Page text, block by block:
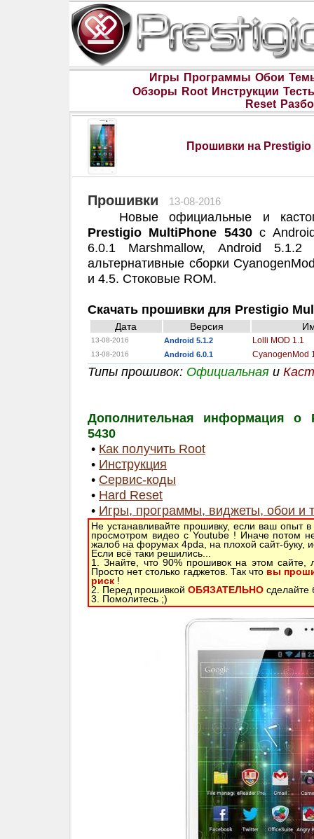
Игры Программы Обои
Обзоры Root Инструкции
Reset
Прошивки на Prestigio
Прошивки 13-08-2016
Новые официальные и
Prestigio MultiPhone 5430с
6.0.1 Marshmallow, Android
альтернативные сборки
и 4.5. Стоковые ROM.
Скачать прошивки для Prestigio
Дата Версия
13-08-2016 Android 5.1.2 Lolli MOD 1.1
13-08-2016 Android 6.0.1 CyanogenMod
Типы прошивок: Официальнаяи
Дополнительная информация о
5430
• Как получить Root
• Инструкция
• Сервис-коды
• Hard Reset
• Игры, программы, виджеты, обои и
Не устанавливайте прошивку, если ваш опыт
просмотром видео с Youtube ! Иначе потом
жалоб на форумах 4pda, на плохой сайт-буку,
Если всё таки решились...
1. Знайте, что 90% прошивок на этом сайте,
Просто нет столько гаджетов. Так что вы
риск!
2. Перед прошивкой ОБЯЗАТЕЛЬНОсделайте
3. Помолитесь ;)